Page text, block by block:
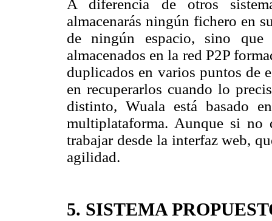
A diferencia de otros
almacenarás ningún fichero en
de ningún espacio, sino
almacenados en la red P2P
duplicados en varios puntos de
en recuperarlos cuando lo
distinto, Wuala está basado
multiplataforma. Aunque si no
trabajar desde la interfaz web,
agilidad.
5. SISTEMA